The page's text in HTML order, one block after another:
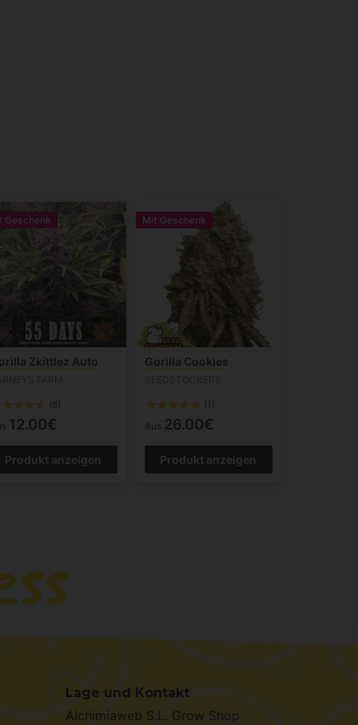
Geschenk
Zkittlez Auto
(6)
12.00€
Produkt anzeigen
Mit Geschenk
Gorilla Cookies
(1)
Aus 26.00€
Produkt anzeigen
Lage und Kontakt
Alchimiaweb S.L. Grow Shop